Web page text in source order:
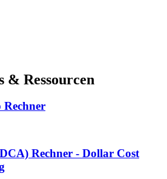
& Ressourcen
Rechner - Dollar Cost